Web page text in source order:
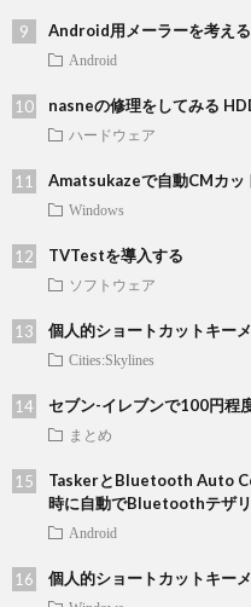
Android用メーラーを考える
Android
nasneの修理をしてみる
ハードウェア
Amatsukazeで自動CMカッ
Windows
TVTestを導入する
ソフトウェア
個人的ショートカットキー
Cities:Skylines
セブン-イレブンで100円程
まとめ
TaskerとBluetooth Auto
時に自動でBluetoothテザ
Android
個人的ショートカットキー